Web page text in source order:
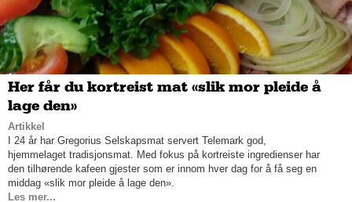
Her får du kortreist mat «slik mor pleide å
lage den»
Artikkel
I 24 år har Gregorius Selskapsmat servert Telemark god,
hjemmelaget tradisjonsmat. Med fokus på kortreiste ingredienser har
den tilhørende kafeen gjester som er innom hver dag for å få seg en
middag «slik mor pleide å lage den».
Les mer...